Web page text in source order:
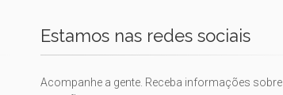
Estamos nas redes sociais
Acompanhe a gente. Receba informações sobre